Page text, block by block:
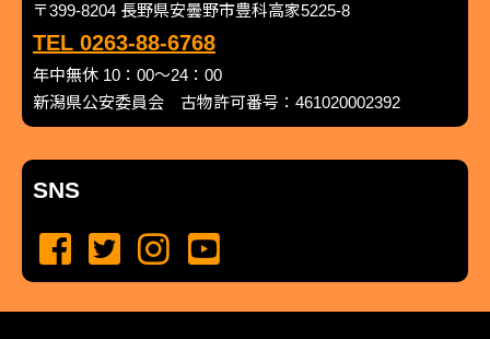
〒399-8204 長野県安曇野市豊科高家5225-8
TEL 0263-88-6768
年中無休 10：00～24：00
新潟県公安委員会 古物許可番号：461020002392
SNS